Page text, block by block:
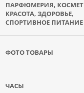
ПАРФЮМЕРИЯ,
КРАСОТА, ЗДОРОВЬЕ,
СПОРТИВНОЕ ПИТАНИЕ
ФОТО ТОВАРЫ
ЧАСЫ